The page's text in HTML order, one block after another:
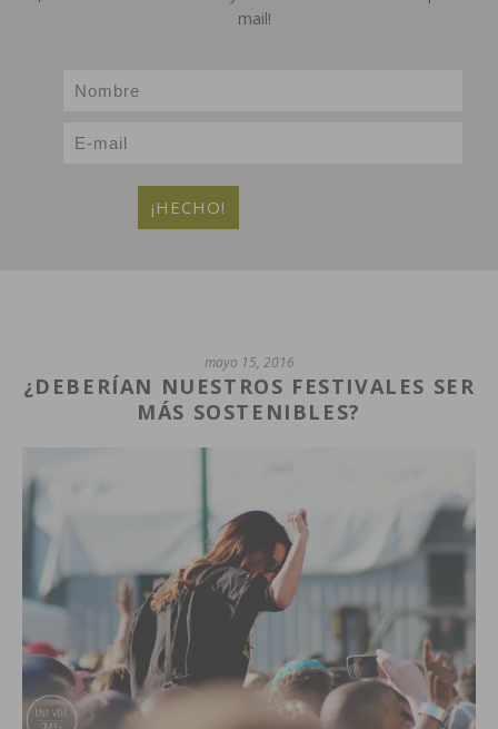
mail!
mayo 15, 2016
¿DEBERÍAN NUESTROS FESTIVALES SER
MÁS SOSTENIBLES?